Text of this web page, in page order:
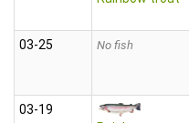
03‑25 No fish
03‑19